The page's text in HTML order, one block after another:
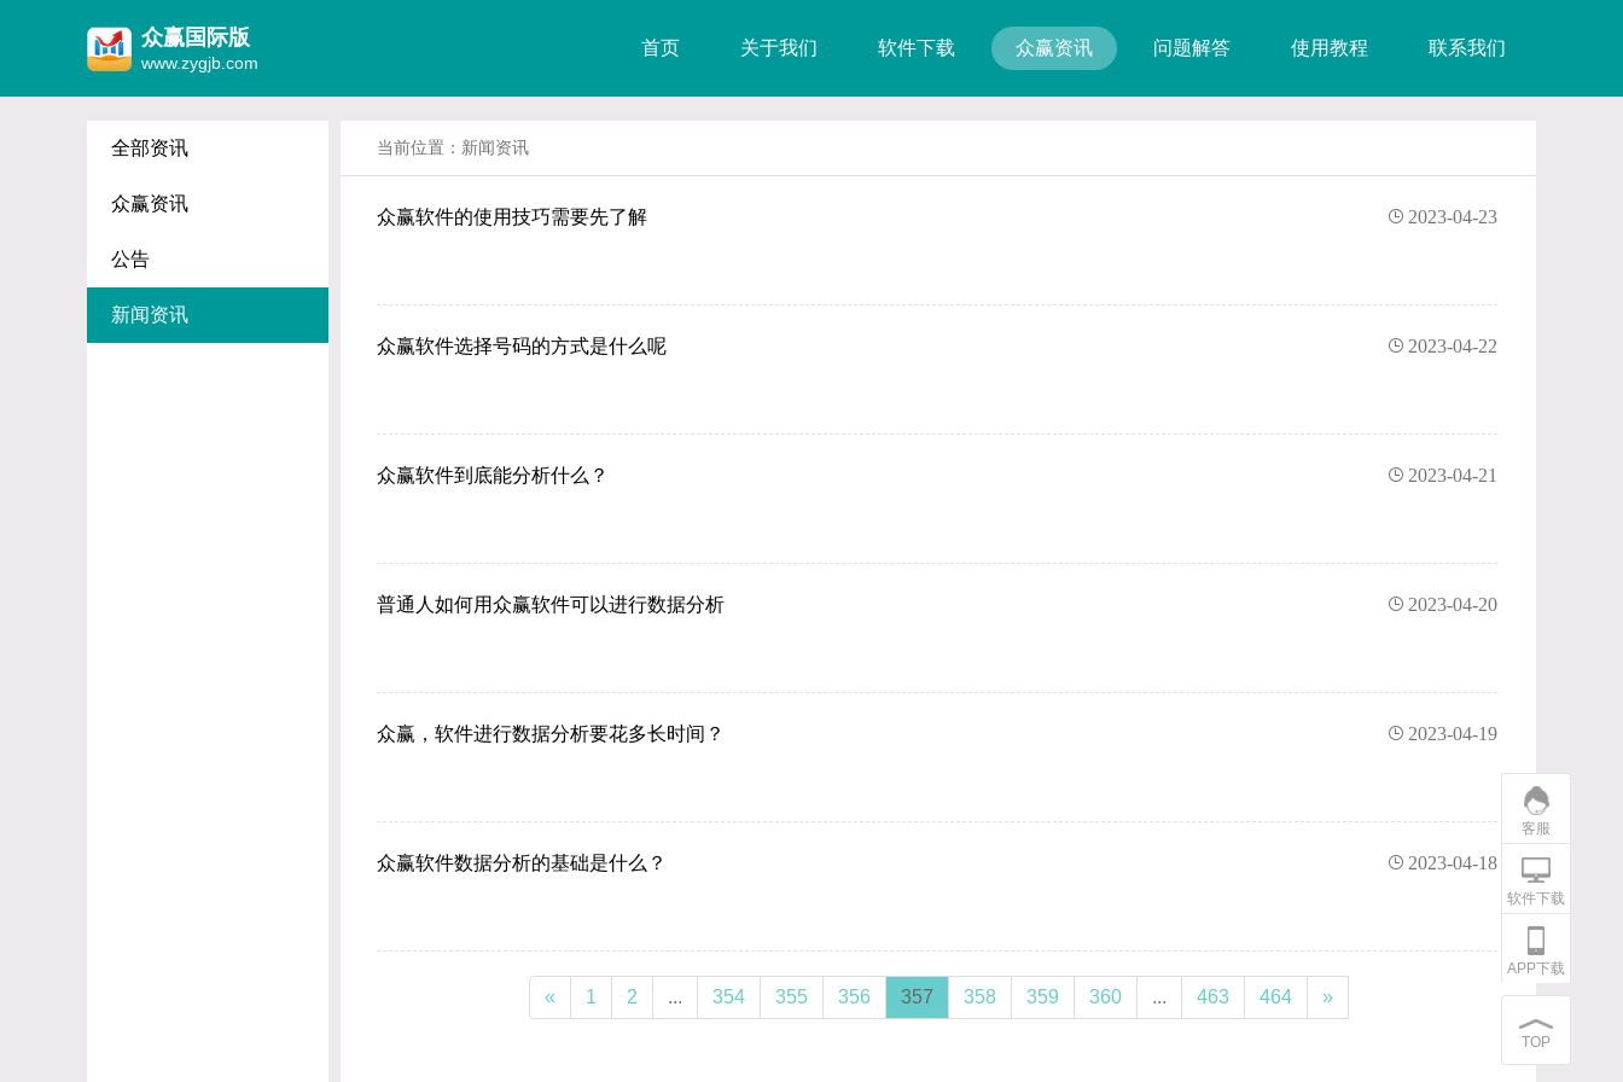
众赢国际版
www.zygjb.com
首页 关于我们 软件下载 众赢资讯 问题解答 使用教程 联系我们
全部资讯
众赢资讯
公告
新闻资讯
当前位置： 新闻资讯
众赢软件的使用技巧需要先了解 2023-04-23
众赢软件选择号码的方式是什么呢 2023-04-22
众赢软件到底能分析什么？ 2023-04-21
普通人如何用众赢软件可以进行数据分析 2023-04-20
众赢，软件进行数据分析要花多长时间？ 2023-04-19
众赢软件数据分析的基础是什么？ 2023-04-18
« 1 2 ... 354 355 356 357 358 359 360 ... 463 464 »
客服
软件下载
APP下载
TOP